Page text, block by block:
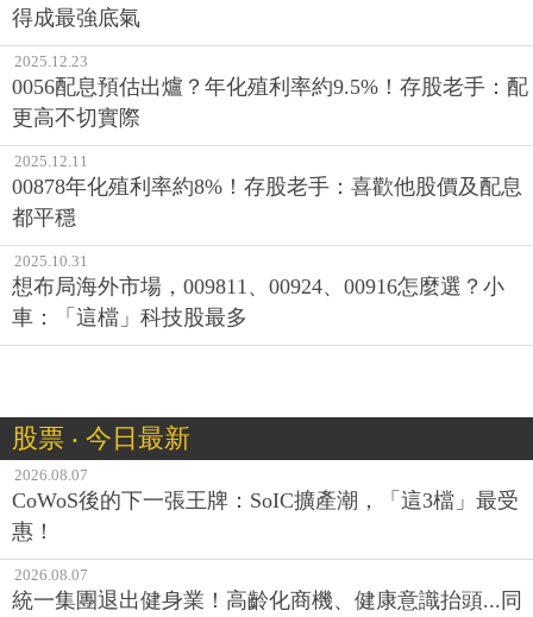
得成最強底氣
2025.12.23
0056配息預估出爐？年化殖利率約9.5%！存股老手：配
更高不切實際
2025.12.11
00878年化殖利率約8%！存股老手：喜歡他股價及配息
都平穩
2025.10.31
想布局海外市場，009811、00924、00916怎麼選？小
車：「這檔」科技股最多
股票 ‧ 今日最新
2026.08.07
CoWoS後的下一張王牌：SoIC擴產潮，「這3檔」最受
惠！
2026.08.07
統一集團退出健身業！高齡化商機、健康意識抬頭...同